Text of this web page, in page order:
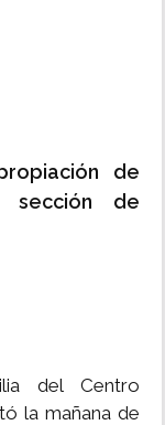
de
sección de
del Centro
la mañana de